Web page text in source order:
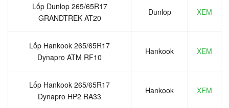
Lốp Dunlop 265/65R17
GRANDTREK AT20
Dunlop XEM
Lốp Hankook 265/65R17
Dynapro ATM RF10
Hankook XEM
Lốp Hankook 265/65R17
Dynapro HP2 RA33
Hankook XEM